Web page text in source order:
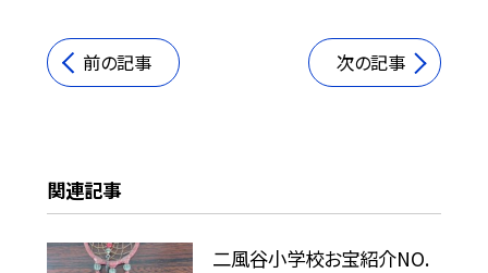
前の記事 次の記事
関連記事
二風谷小学校お宝紹介NO.